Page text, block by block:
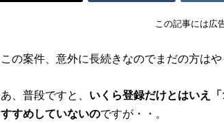
この記事には広
この案件、意外に長続きなのでまだの方はや
あ、普段ですと、 いくら登録だけとはいえ
すすめしていないのですが・・。